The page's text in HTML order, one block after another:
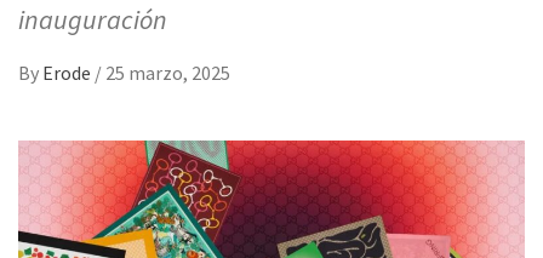
inauguración
By Erode / 25 marzo, 2025